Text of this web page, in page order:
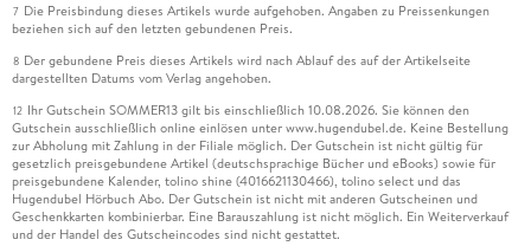
7 Die Preisbindung dieses Artikels wurde aufgehoben. Angaben zu Preissenkungen
beziehen sich auf den letzten gebundenen Preis.
8 Der gebundene Preis dieses Artikels wird nach Ablauf des auf der Artikelseite
dargestellten Datums vom Verlag angehoben.
12 Ihr Gutschein SOMMER13 gilt bis einschließlich 10.08.2026. Sie können den
Gutschein ausschließlich online einlösen unter www.hugendubel.de. Keine Bestellung
zur Abholung mit Zahlung in der Filiale möglich. Der Gutschein ist nicht gültig für
gesetzlich preisgebundene Artikel (deutschsprachige Bücher und eBooks) sowie für
preisgebundene Kalender, tolino shine (4016621130466), tolino select und das
Hugendubel Hörbuch Abo. Der Gutschein ist nicht mit anderen Gutscheinen und
Geschenkkarten kombinierbar. Eine Barauszahlung ist nicht möglich. Ein Weiterverkauf
und der Handel des Gutscheincodes sind nicht gestattet.